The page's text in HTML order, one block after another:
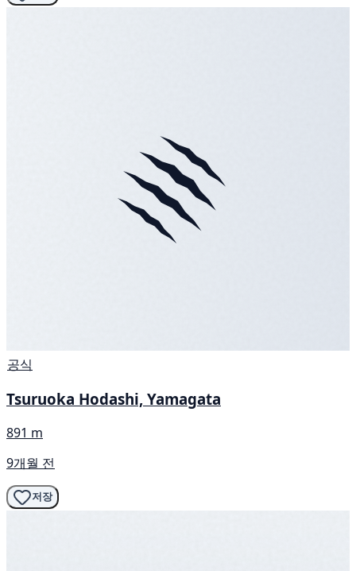
공식
Tsuruoka Hodashi, Yamagata
891 m
9개월 전
저장